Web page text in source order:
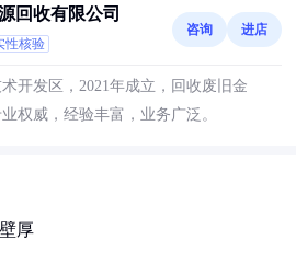
回收有限公司
性核验
咨询 进店
开发区，2021年成立，回收废旧金
权威，经验丰富，业务广泛。
厚